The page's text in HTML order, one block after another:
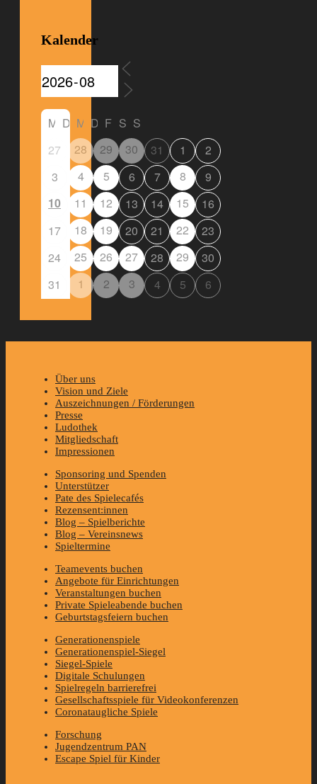
Kalender
M D M D F S S
27
28 29 30 31 1
2
3
4 5 6 7 8
9
10
11 12 13 14 15
16
17
18 19 20 21 22
23
24
25 26 27 28 29
30
31
1 2 3 4 5 6
Über uns
Vision und Ziele
Auszeichnungen / Förderungen
Presse
Ludothek
Mitgliedschaft
Impressionen
Sponsoring und Spenden
Unterstützer
Pate des Spielecafés
Rezensent:innen
Blog – Spielberichte
Blog – Vereinsnews
Spieltermine
Teamevents buchen
Angebote für Einrichtungen
Veranstaltungen buchen
Private Spieleabende buchen
Geburtstagsfeiern buchen
Generationenspiele
Generationenspiel-Siegel
Siegel-Spiele
Digitale Schulungen
Spielregeln barrierefrei
Gesellschaftsspiele für Videokonferenzen
Coronataugliche Spiele
Forschung
Jugendzentrum PAN
Escape Spiel für Kinder